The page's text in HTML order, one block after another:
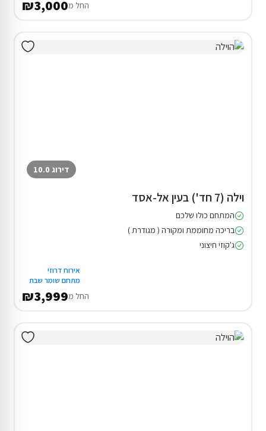
החל מ₪3,000
דירוג 10.0
וילה (7 חד') בעין אל-אסד
המתחם כולו שלכם
בריכה מחוממת ומקורה ( מגודרת )
ג'קוזי חיצוני
אירוח דרוזי
מתחם שומר שבת
החל מ₪3,999